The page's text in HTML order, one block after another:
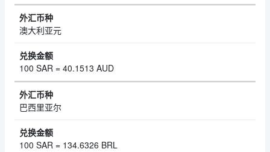
澳大利亚元
100 SAR = 40.1513 AUD
巴西里亚尔
100 SAR = 134.6326 BRL